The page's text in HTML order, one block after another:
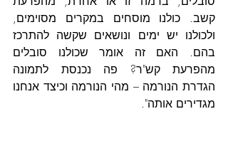
מגדירים אותה".